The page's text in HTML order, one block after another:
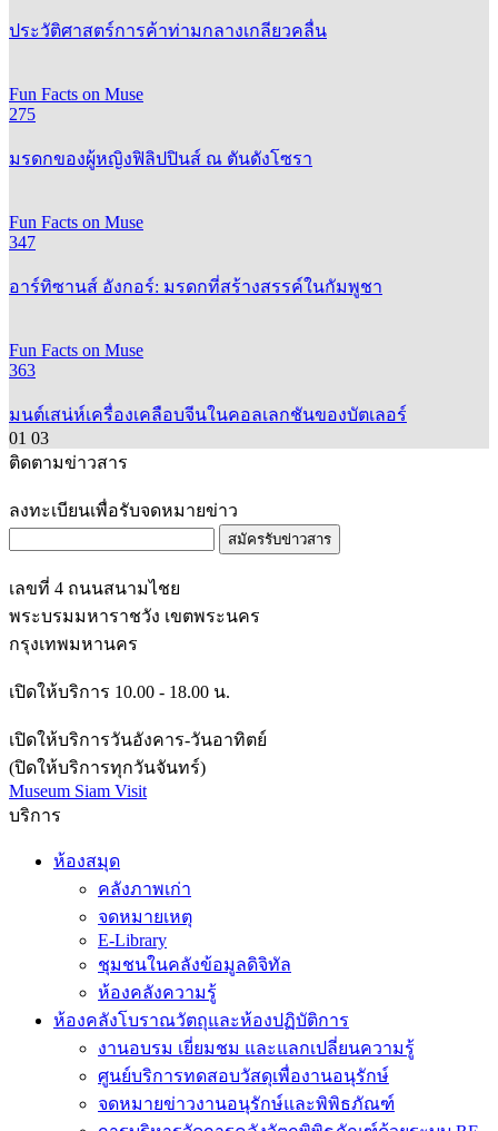
ประวัติศาสตร์การค้าท่ามกลางเกลียวคลื่น
Fun Facts on Muse
275
มรดกของผู้หญิงฟิลิปปินส์ ณ ตันดังโซรา
Fun Facts on Muse
347
อาร์ทิซานส์ อังกอร์: มรดกที่สร้างสรรค์ในกัมพูชา
Fun Facts on Muse
363
มนต์เสน่ห์เครื่องเคลือบจีนในคอลเลกชันของบัตเลอร์
01 03
ติดตามข่าวสาร
ลงทะเบียนเพื่อรับจดหมายข่าว
สมัครรับข่าวสาร
เลขที่ 4 ถนนสนามไชย
พระบรมมหาราชวัง เขตพระนคร
กรุงเทพมหานคร
เปิดให้บริการ 10.00 - 18.00 น.
เปิดให้บริการวันอังคาร-วันอาทิตย์
(ปิดให้บริการทุกวันจันทร์)
Museum Siam Visit
บริการ
ห้องสมุด
คลังภาพเก่า
จดหมายเหตุ
E-Library
ชุมชนในคลังข้อมูลดิจิทัล
ห้องคลังความรู้
ห้องคลังโบราณวัตถุและห้องปฏิบัติการ
งานอบรม เยี่ยมชม และแลกเปลี่ยนความรู้
ศูนย์บริการทดสอบวัสดุเพื่องานอนุรักษ์
จดหมายข่าวงานอนุรักษ์และพิพิธภัณฑ์